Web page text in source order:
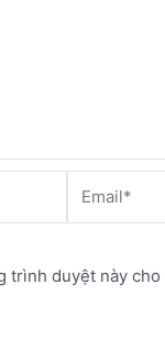
trình duyệt này